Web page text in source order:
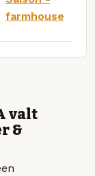
farmhouse
valt
&